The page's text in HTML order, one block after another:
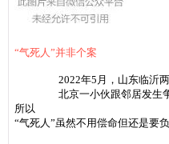
“气死人”并非个案
2022年5月，山东临沂
北京一小伙跟邻居发生
所以
“气死人”虽然不用偿命但还是要